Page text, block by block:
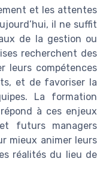
et les attentes
il ne suffit
de la gestion ou
recherchent des
leurs compétences
et de favoriser la
La formation
à ces enjeux
futurs managers
mieux animer leurs
réalités du lieu de